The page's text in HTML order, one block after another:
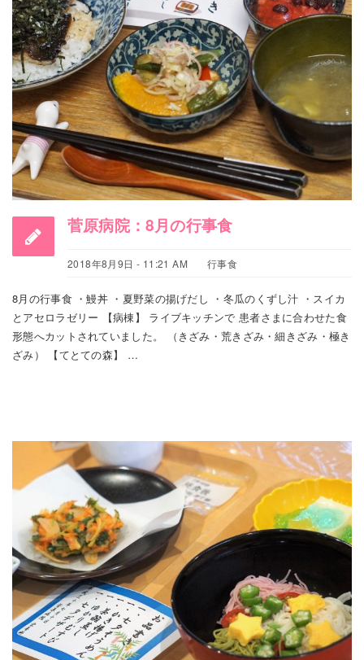
菅原病院：8月の行事食
2018年8月9日 - 11:21 AM 行事食
8月の行事食 ・鰻丼 ・夏野菜の揚げだし ・冬瓜のくずし汁 ・スイカ
とアセロラゼリー 【病棟】 ライブキッチンで 患者さまに合わせた食
形態へカットされていました。 （きざみ・荒きざみ・細きざみ・極き
ざみ） 【てとての森】 …